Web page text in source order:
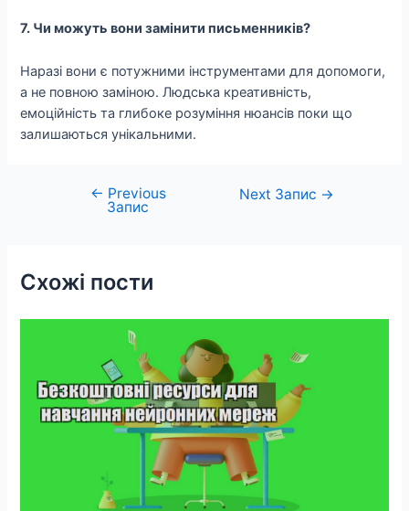
7. Чи можуть вони замінити письменників?
Наразі вони є потужними інструментами для допомоги,
а не повною заміною. Людська креативність,
емоційність та глибоке розуміння нюансів поки що
залишаються унікальними.
Навігація
← Previous
Запис
Next Запис →
Схожі пости